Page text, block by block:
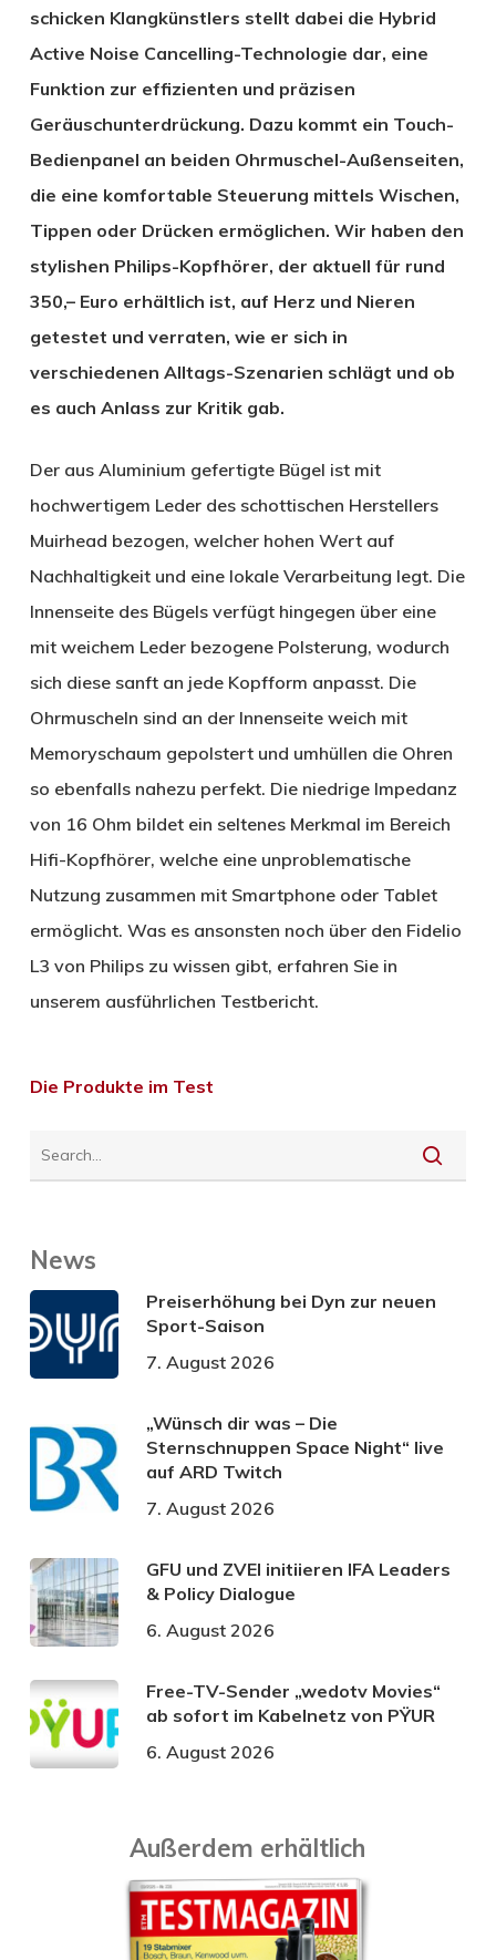
schicken Klangkünstlers stellt dabei die Hybrid
Active Noise Cancelling-Technologie dar, eine
Funktion zur effizienten und präzisen
Geräuschunterdrückung. Dazu kommt ein Touch-
Bedienpanel an beiden Ohrmuschel-Außenseiten,
die eine komfortable Steuerung mittels Wischen,
Tippen oder Drücken ermöglichen. Wir haben den
stylishen Philips-Kopfhörer, der aktuell für rund
350,– Euro erhältlich ist, auf Herz und Nieren
getestet und verraten, wie er sich in
verschiedenen Alltags-Szenarien schlägt und ob
es auch Anlass zur Kritik gab.
Der aus Aluminium gefertigte Bügel ist mit
hochwertigem Leder des schottischen Herstellers
Muirhead bezogen, welcher hohen Wert auf
Nachhaltigkeit und eine lokale Verarbeitung legt. Die
Innenseite des Bügels verfügt hingegen über eine
mit weichem Leder bezogene Polsterung, wodurch
sich diese sanft an jede Kopfform anpasst. Die
Ohrmuscheln sind an der Innenseite weich mit
Memoryschaum gepolstert und umhüllen die Ohren
so ebenfalls nahezu perfekt. Die niedrige Impedanz
von 16 Ohm bildet ein seltenes Merkmal im Bereich
Hifi-Kopfhörer, welche eine unproblematische
Nutzung zusammen mit Smartphone oder Tablet
ermöglicht. Was es ansonsten noch über den Fidelio
L3 von Philips zu wissen gibt, erfahren Sie in
unserem ausführlichen Testbericht.
Die Produkte im Test
News
Preiserhöhung bei Dyn zur neuen
Sport-Saison
7. August 2026
„Wünsch dir was – Die
Sternschnuppen Space Night“ live
auf ARD Twitch
7. August 2026
GFU und ZVEI initiieren IFA Leaders
& Policy Dialogue
6. August 2026
Free-TV-Sender „wedotv Movies“
ab sofort im Kabelnetz von PŸUR
6. August 2026
Außerdem erhältlich